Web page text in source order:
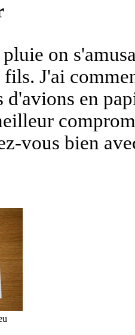
on
J'ai
d'avions en
vous bien